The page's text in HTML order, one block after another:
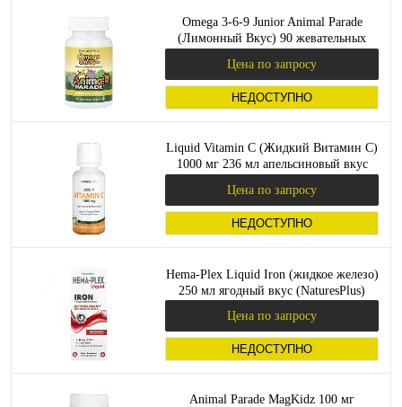
Omega 3-6-9 Junior Animal Parade
(Лимонный Вкус) 90 жевательных
Цена по запросу
НЕДОСТУПНО
Liquid Vitamin C (Жидкий Витамин C)
1000 мг 236 мл апельсиновый вкус
Цена по запросу
НЕДОСТУПНО
Hema-Plex Liquid Iron (жидкое железо)
250 мл ягодный вкус (NaturesPlus)
Цена по запросу
НЕДОСТУПНО
Animal Parade MagKidz 100 мг